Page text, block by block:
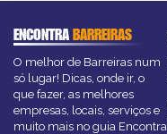
ENCONTRABARREIRAS
O melhor de Barreiras num
só lugar! Dicas, onde ir, o
que fazer, as melhores
empresas, locais, serviços e
muito mais no guia Encontra